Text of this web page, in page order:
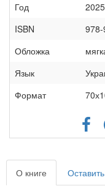
Год
2025
ISBN
Обложка
Язык
Формат
О книге